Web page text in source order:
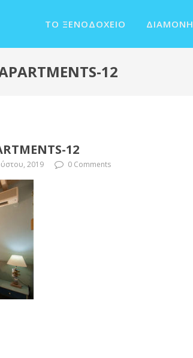
ΤΟ ΞΕΝΟΔΟΧΕΊΟ ΔΙΑΜΟΝΉ
12
12
2019 0 Comments